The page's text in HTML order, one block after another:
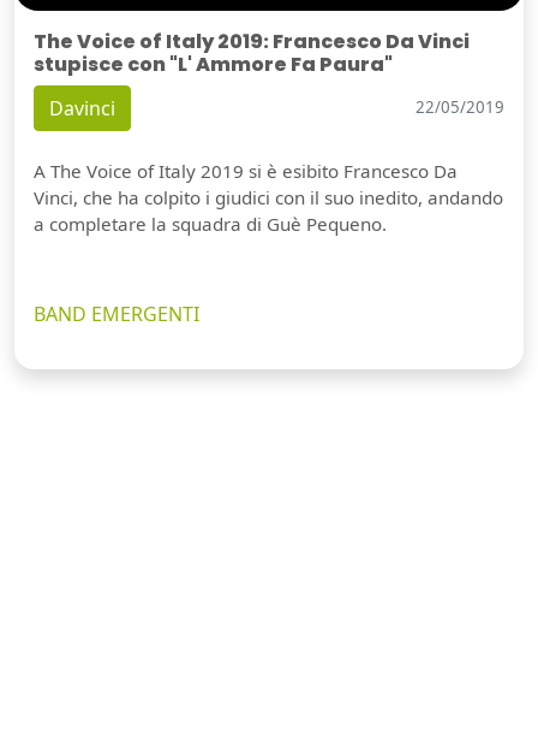
The Voice of Italy 2019: Francesco Da Vinci
stupisce con "L' Ammore Fa Paura"
Davinci 22/05/2019
A The Voice of Italy 2019 si è esibito Francesco Da
Vinci, che ha colpito i giudici con il suo inedito, andando
a completare la squadra di Guè Pequeno.
BAND EMERGENTI